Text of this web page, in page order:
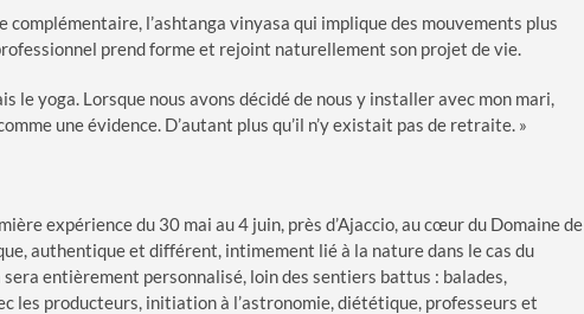
l’ashtanga vinyasa qui implique des mouvements plus
prend forme et rejoint naturellement son projet de vie.
le yoga. Lorsque nous avons décidé de nous y installer avec mon mari,
une évidence. D’autant plus qu’il n’y existait pas de retraite. »
expérience du 30 mai au 4 juin, près d’Ajaccio, au cœur du Domaine de
authentique et différent, intimement lié à la nature dans le cas du
entièrement personnalisé, loin des sentiers battus : balades,
les producteurs, initiation à l’astronomie, diététique, professeurs et